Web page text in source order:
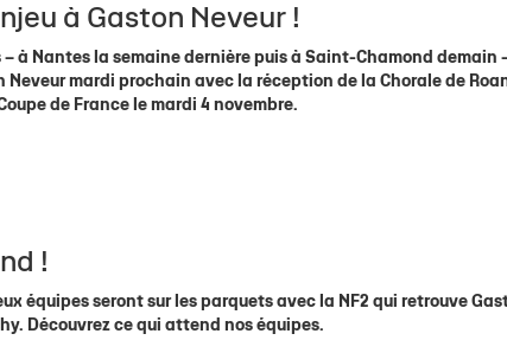
à Gaston Neveur !
à Nantes la semaine dernière puis à Saint-Chamond demain
Neveur mardi prochain avec la réception de la Chorale de
de France le mardi 4 novembre.
!
équipes seront sur les parquets avec la NF2 qui retrouve
Découvrez ce qui attend nos équipes.